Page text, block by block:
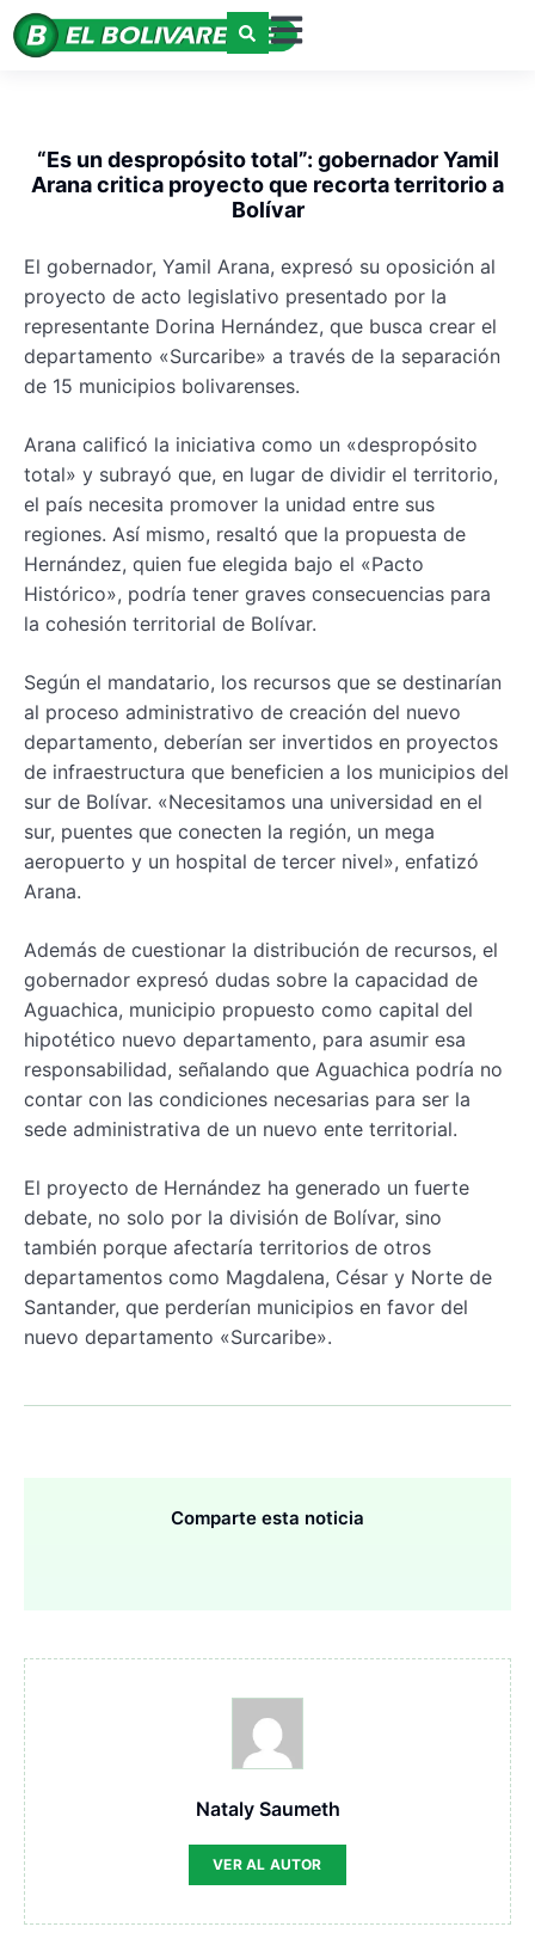
“Es un despropósito total”: gobernador Yamil
Arana critica proyecto que recorta territorio a
Bolívar
El gobernador, Yamil Arana, expresó su oposición al
proyecto de acto legislativo presentado por la
representante Dorina Hernández, que busca crear el
departamento «Surcaribe» a través de la separación
de 15 municipios bolivarenses.
Arana calificó la iniciativa como un «despropósito
total» y subrayó que, en lugar de dividir el territorio,
el país necesita promover la unidad entre sus
regiones. Así mismo, resaltó que la propuesta de
Hernández, quien fue elegida bajo el «Pacto
Histórico», podría tener graves consecuencias para
la cohesión territorial de Bolívar.
Según el mandatario, los recursos que se destinarían
al proceso administrativo de creación del nuevo
departamento, deberían ser invertidos en proyectos
de infraestructura que beneficien a los municipios del
sur de Bolívar. «Necesitamos una universidad en el
sur, puentes que conecten la región, un mega
aeropuerto y un hospital de tercer nivel», enfatizó
Arana.
Además de cuestionar la distribución de recursos, el
gobernador expresó dudas sobre la capacidad de
Aguachica, municipio propuesto como capital del
hipotético nuevo departamento, para asumir esa
responsabilidad, señalando que Aguachica podría no
contar con las condiciones necesarias para ser la
sede administrativa de un nuevo ente territorial.
El proyecto de Hernández ha generado un fuerte
debate, no solo por la división de Bolívar, sino
también porque afectaría territorios de otros
departamentos como Magdalena, César y Norte de
Santander, que perderían municipios en favor del
nuevo departamento «Surcaribe».
Comparte esta noticia
Nataly Saumeth
VER AL AUTOR